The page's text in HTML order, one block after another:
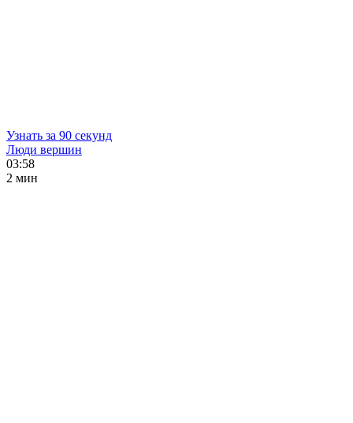
Узнать за 90 секунд
Люди вершин
03:58
2 мин